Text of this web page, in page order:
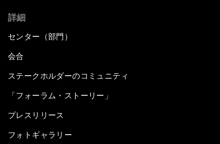
詳細
センター（部門）
会合
ステークホルダーのコミュニティ
「フォーラム・ストーリー」
プレスリリース
フォトギャラリー